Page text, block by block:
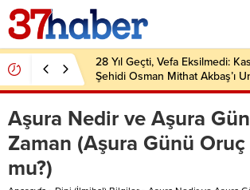
28 Yıl Geçti, Vefa Eksilmedi:
Şehidi Osman Mithat Akbaş’ı
Aşura Nedir ve Aşura
Zaman (Aşura Günü
mu?)